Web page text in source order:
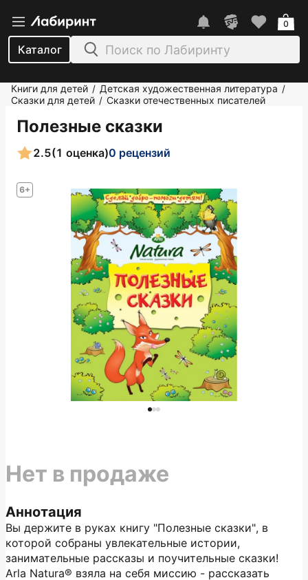
Каталог
0
Книги для детей / Детская художественная литература /
Сказки для детей / Сказки отечественных писателей
Полезные сказки
6+
2.5(1 оценка)0 рецензий
Аннотация
Вы держите в руках книгу "Полезные сказки", в
которой собраны увлекательные истории,
занимательные рассказы и поучительные сказки!
Arla Natura® взяла на себя миссию - рассказать
Нет в продаже